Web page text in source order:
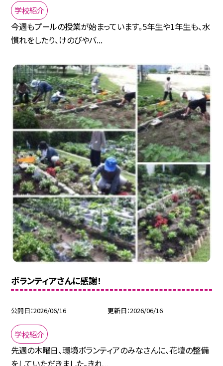
学校紹介
今週もプールの授業が始まっています。5年生や1年生も、水
慣れをしたり、けのびやバ...
ボランティアさんに感謝！
公開日 2026/06/16 更新日 2026/06/16
学校紹介
先週の木曜日、環境ボランティアのみなさんに、花壇の整備